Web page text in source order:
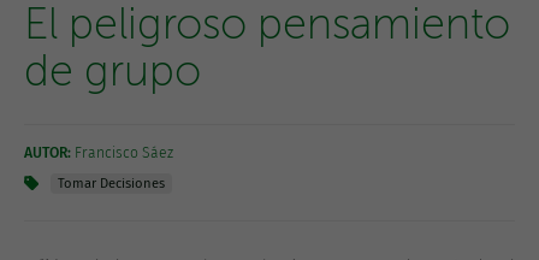
El peligroso pensamiento
de grupo
AUTOR: Francisco Sáez
Tomar Decisiones